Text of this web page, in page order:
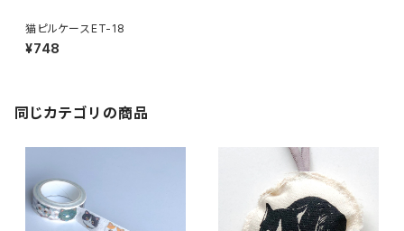
猫ピルケースET-18
¥748
同じカテゴリの商品